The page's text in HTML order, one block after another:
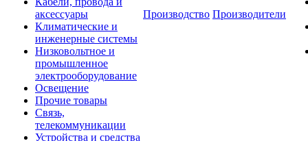
аксессуары
Климатические и
инженерные системы
Низковольтное и
промышленное
электрооборудование
Освещение
Прочие товары
Связь,
телекоммуникации
Устройства и средства
Производство Производители